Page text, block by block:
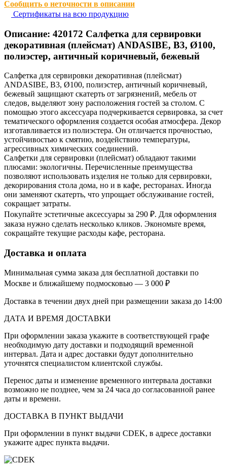
Сообщить о неточности в описании
Сертификаты на всю продукцию
Описание: 420172 Салфетка для сервировки
декоративная (плейсмат) ANDASIBE, B3, Ø100,
полиэстер, античный коричневый, бежевый
Салфетка для сервировки декоративная (плейсмат)
ANDASIBE, B3, Ø100, полиэстер, античный коричневый,
бежевый защищают скатерть от загрязнений, мебель от
следов, выделяют зону расположения гостей за столом. С
помощью этого аксессуара подчеркивается сервировка, за счет
тематического оформления создается особая атмосфера. Декор
изготавливается из полиэстера. Он отличается прочностью,
устойчивостью к смятию, воздействию температуры,
агрессивных химических соединений.
Салфетки для сервировки (плейсмат) обладают такими
плюсами: экологичны. Перечисленные преимущества
позволяют использовать изделия не только для сервировки,
декорирования стола дома, но и в кафе, ресторанах. Иногда
они заменяют скатерть, что упрощает обслуживание гостей,
сокращает затраты.
Покупайте эстетичные аксессуары за 290 ₽. Для оформления
заказа нужно сделать несколько кликов. Экономьте время,
сокращайте текущие расходы кафе, ресторана.
Доставка и оплата
Минимальная сумма заказа для бесплатной доставки по
Москве и ближайшему подмосковью — 3 000 ₽
Доставка в течении двух дней при размещении заказа до 14:00
ДАТА И ВРЕМЯ ДОСТАВКИ
При оформлении заказа укажите в соответствующей графе
необходимую дату доставки и подходящий временной
интервал. Дата и адрес доставки будут дополнительно
уточнятся специалистом клиентской службы.
Перенос даты и изменение временного интервала доставки
возможно не позднее, чем за 24 часа до согласованной ранее
даты и времени.
ДОСТАВКА В ПУНКТ ВЫДАЧИ
При оформлении в пункт выдачи CDEK, в адресе доставки
укажите адрес пункта выдачи.